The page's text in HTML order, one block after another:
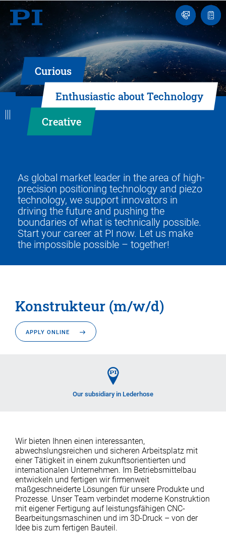
Ask
an
Engineer
list
Enthusiastic about Technology
Curious
Creative
As global market leader in the area of high-
precision positioning technology and piezo
technology, we support innovators in
driving the future and pushing the
boundaries of what is technically possible.
Start your career at PI now. Let us make
the impossible possible – together!
Konstrukteur (m/w/d)
APPLY ONLINE
Our subsidiary in Lederhose
Wir bieten Ihnen einen interessanten,
abwechslungsreichen und sicheren Arbeitsplatz mit
einer Tätigkeit in einem zukunftsorientierten und
internationalen Unternehmen. Im Betriebsmittelbau
entwickeln und fertigen wir firmenweit
maßgeschneiderte Lösungen für unsere Produkte und
Prozesse. Unser Team verbindet moderne Konstruktion
mit eigener Fertigung auf leistungsfähigen CNC-
Bearbeitungsmaschinen und im 3D-Druck – von der
Idee bis zum fertigen Bauteil.
B
a
c
B
a
c
B
a
c
B
a
c
B
a
c